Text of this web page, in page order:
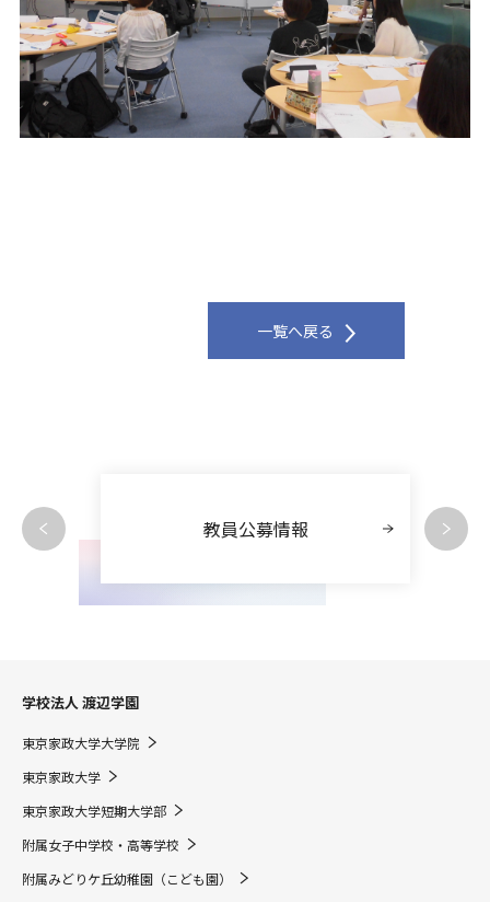
一覧へ戻る
教員公募情報
学校法人 渡辺学園
東京家政大学大学院
東京家政大学
東京家政大学短期大学部
附属女子中学校・高等学校
附属みどりケ丘幼稚園（こども園）